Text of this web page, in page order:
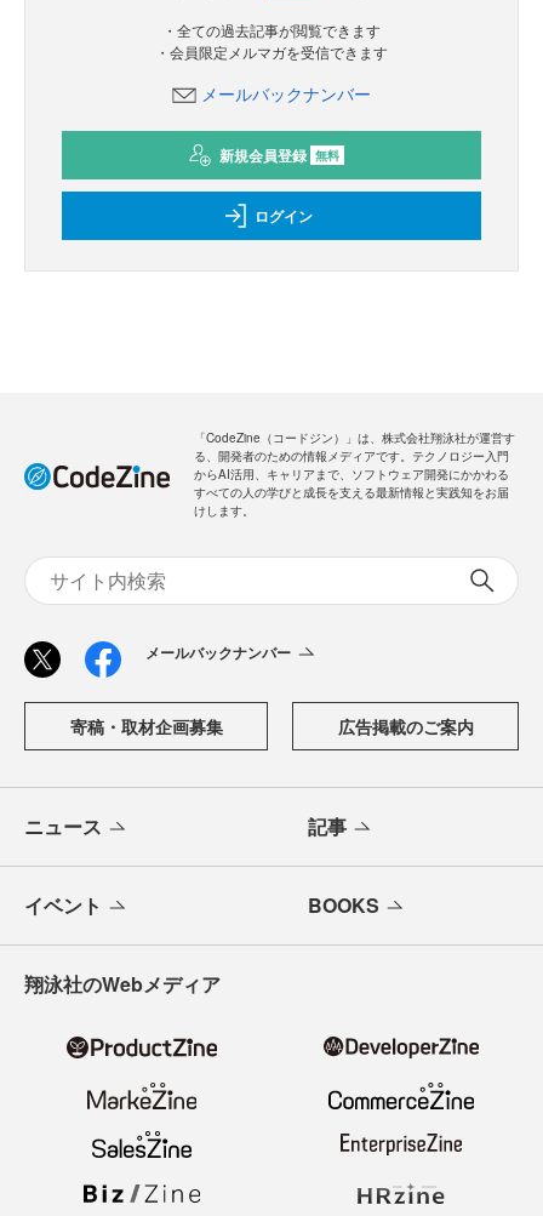
・全ての過去記事が閲覧できます
・会員限定メルマガを受信できます
メールバックナンバー
新規会員登録 無料
ログイン
「CodeZine（コードジン）」は、株式会社翔泳社が運営す
る、開発者のための情報メディアです。テクノロジー入門
からAI活用、キャリアまで、ソフトウェア開発にかかわる
すべての人の学びと成長を支える最新情報と実践知をお届
けします。
メールバックナンバー
寄稿・取材企画募集 広告掲載のご案内
ニュース 記事
イベント BOOKS
翔泳社のWebメディア